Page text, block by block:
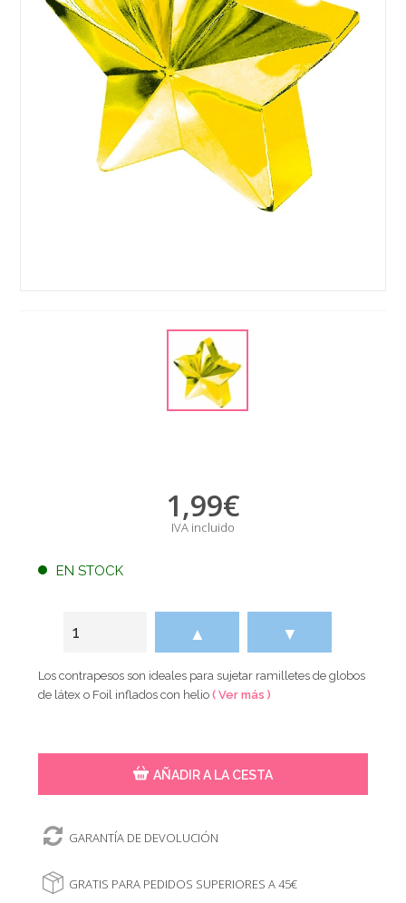
1,99€
IVA incluido
EN STOCK
▲ ▼
Los contrapesos son ideales para sujetar ramilletes de globos
de látex o Foil inflados con helio( Ver más )
AÑADIR A LA CESTA
GARANTÍA DE DEVOLUCIÓN
GRATIS PARA PEDIDOS SUPERIORES A 45€